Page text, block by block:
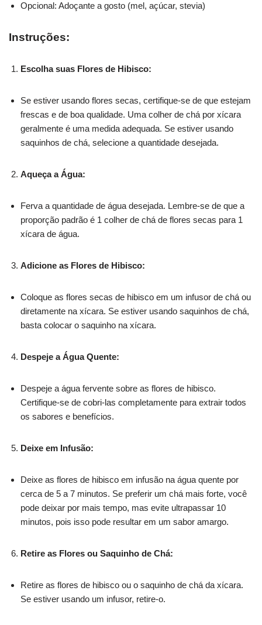
Opcional: Adoçante a gosto (mel, açúcar, stevia)
Instruções:
Escolha suas Flores de Hibisco:
Se estiver usando flores secas, certifique-se de que estejam
frescas e de boa qualidade. Uma colher de chá por xícara
geralmente é uma medida adequada. Se estiver usando
saquinhos de chá, selecione a quantidade desejada.
Aqueça a Água:
Ferva a quantidade de água desejada. Lembre-se de que a
proporção padrão é 1 colher de chá de flores secas para 1
xícara de água.
Adicione as Flores de Hibisco:
Coloque as flores secas de hibisco em um infusor de chá ou
diretamente na xícara. Se estiver usando saquinhos de chá,
basta colocar o saquinho na xícara.
Despeje a Água Quente:
Despeje a água fervente sobre as flores de hibisco.
Certifique-se de cobri-las completamente para extrair todos
os sabores e benefícios.
Deixe em Infusão:
Deixe as flores de hibisco em infusão na água quente por
cerca de 5 a 7 minutos. Se preferir um chá mais forte, você
pode deixar por mais tempo, mas evite ultrapassar 10
minutos, pois isso pode resultar em um sabor amargo.
Retire as Flores ou Saquinho de Chá:
Retire as flores de hibisco ou o saquinho de chá da xícara.
Se estiver usando um infusor, retire-o.